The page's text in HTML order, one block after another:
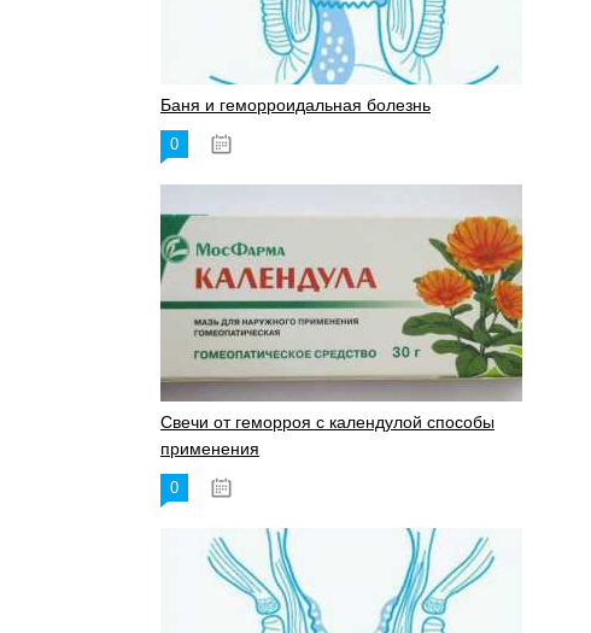
Баня и геморроидальная болезнь
0
Свечи от геморроя с календулой способы
применения
0